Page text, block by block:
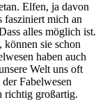
Elfen, ja davon
fasziniert mich an
alles möglich ist.
können sie schon
haben auch
Welt uns oft
Fabelwesen
richtig großartig.